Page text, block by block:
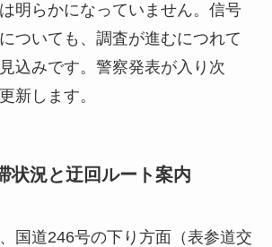
明らかになっていません。信号
ついても、調査が進むにつれて
込みです。警察発表が入り次
新します。
状況と迂回ルート案内
国道246号の下り方面（表参道交